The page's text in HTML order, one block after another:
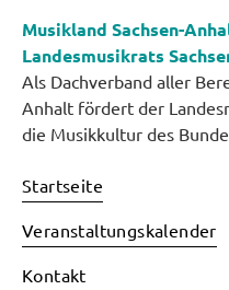
Musikland Sachsen-
Landesmusikrats
Als Dachverband aller
Anhalt fördert der
die Musikkultur des
Startseite
Veranstaltungskalender
Kontakt